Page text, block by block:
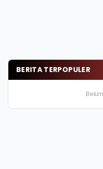
BERITA TERPOPULER